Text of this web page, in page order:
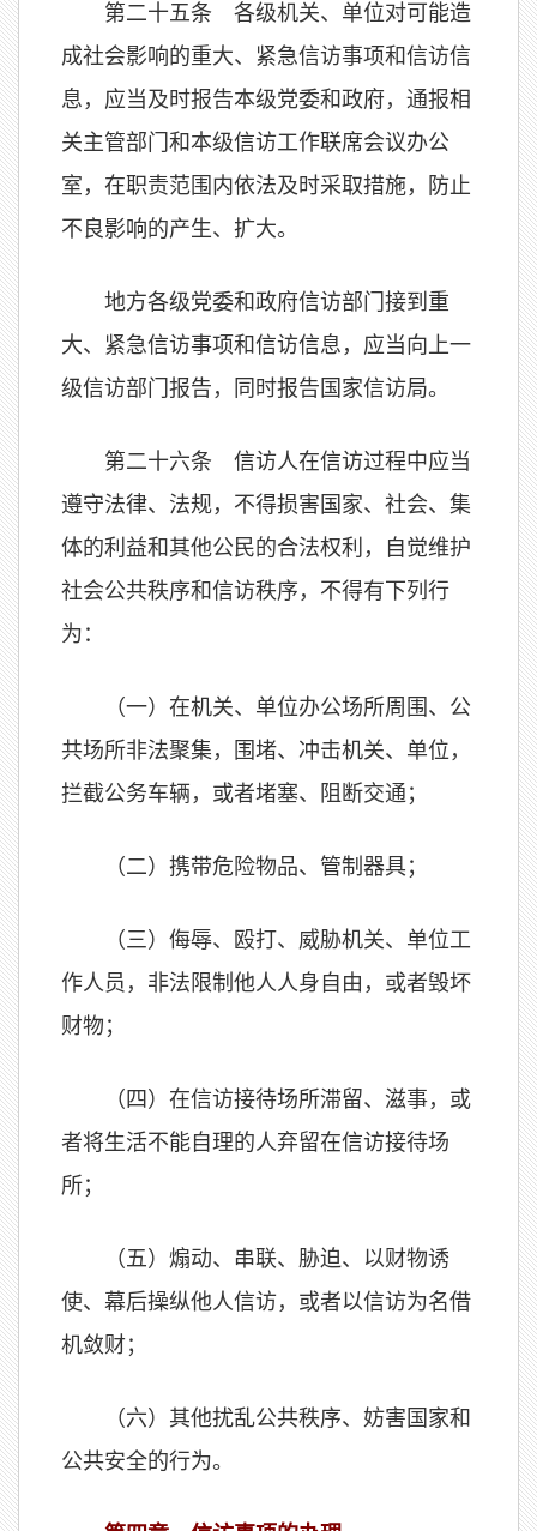
第二十五条 各级机关、单位对可能造
成社会影响的重大、紧急信访事项和信访信
息，应当及时报告本级党委和政府，通报相
关主管部门和本级信访工作联席会议办公
室，在职责范围内依法及时采取措施，防止
不良影响的产生、扩大。
地方各级党委和政府信访部门接到重
大、紧急信访事项和信访信息，应当向上一
级信访部门报告，同时报告国家信访局。
第二十六条 信访人在信访过程中应当
遵守法律、法规，不得损害国家、社会、集
体的利益和其他公民的合法权利，自觉维护
社会公共秩序和信访秩序，不得有下列行
为：
（一）在机关、单位办公场所周围、公
共场所非法聚集，围堵、冲击机关、单位，
拦截公务车辆，或者堵塞、阻断交通；
（二）携带危险物品、管制器具；
（三）侮辱、殴打、威胁机关、单位工
作人员，非法限制他人人身自由，或者毁坏
财物；
（四）在信访接待场所滞留、滋事，或
者将生活不能自理的人弃留在信访接待场
所；
（五）煽动、串联、胁迫、以财物诱
使、幕后操纵他人信访，或者以信访为名借
机敛财；
（六）其他扰乱公共秩序、妨害国家和
公共安全的行为。